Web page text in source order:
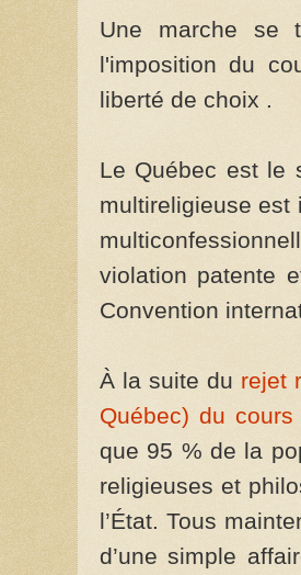
Une marche se
l'imposition du
liberté de choix .
Le Québec est le
multireligieuse est
violation patente
Convention
À la suite du rejet
Québec) du cours
que 95 % de la
religieuses et
l’État. Tous
d’une simple